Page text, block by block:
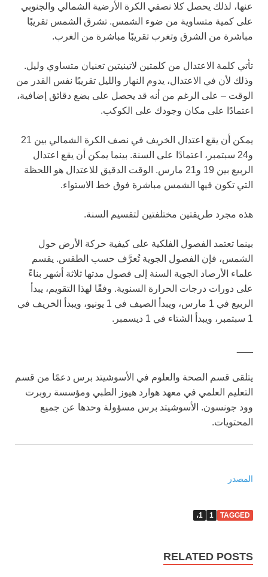
عنها، لذلك يحصل كلا نصفي الكرة الأرضية الشمالي والجنوبي
على كمية متساوية من ضوء الشمس. تشرق الشمس تقريبًا
مباشرة من الشرق وتغرب تقريبًا مباشرة من الغرب.
تأتي كلمة الاعتدال من كلمتين لاتينيتين تعنيان متساوي وليل.
وذلك لأن في الاعتدال، يدوم النهار والليل تقريبًا نفس القدر من
الوقت – على الرغم من أنه قد يحصل على بضع دقائق إضافية،
اعتمادًا على مكان وجودك على الكوكب.
يمكن أن يقع اعتدال الخريف في نصف الكرة الشمالي بين 21
و24 سبتمبر، اعتمادًا على السنة. بينما يمكن أن يقع اعتدال
الربيع بين 19 و21 مارس. الوقت الدقيق للاعتدال هو اللحظة
التي تكون فيها الشمس مباشرة فوق خط الاستواء.
هذه مجرد طريقتين مختلفتين لتقسيم السنة.
بينما تعتمد الفصول الفلكية على كيفية حركة الأرض حول
الشمس، فإن الفصول الجوية تُعرَّف حسب الطقس. يقسم
علماء الأرصاد الجوية السنة إلى فصول مدتها ثلاثة أشهر بناءً
على دورات درجات الحرارة السنوية. وفقًا لهذا التقويم، يبدأ
الربيع في 1 مارس، ويبدأ الصيف في 1 يونيو، ويبدأ الخريف في
1 سبتمبر، ويبدأ الشتاء في 1 ديسمبر.
يتلقى قسم الصحة والعلوم في الأسوشيتد برس دعمًا من قسم
التعليم العلمي في معهد هوارد هيوز الطبي ومؤسسة روبرت
وود جونسون. الأسوشيتد برس مسؤولة وحدها عن جميع
المحتويات.
المصدر
TAGGED
1 1،
RELATED POSTS